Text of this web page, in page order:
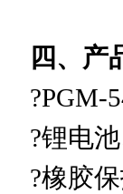
四、产
?PGM-
?锂电
?橡胶